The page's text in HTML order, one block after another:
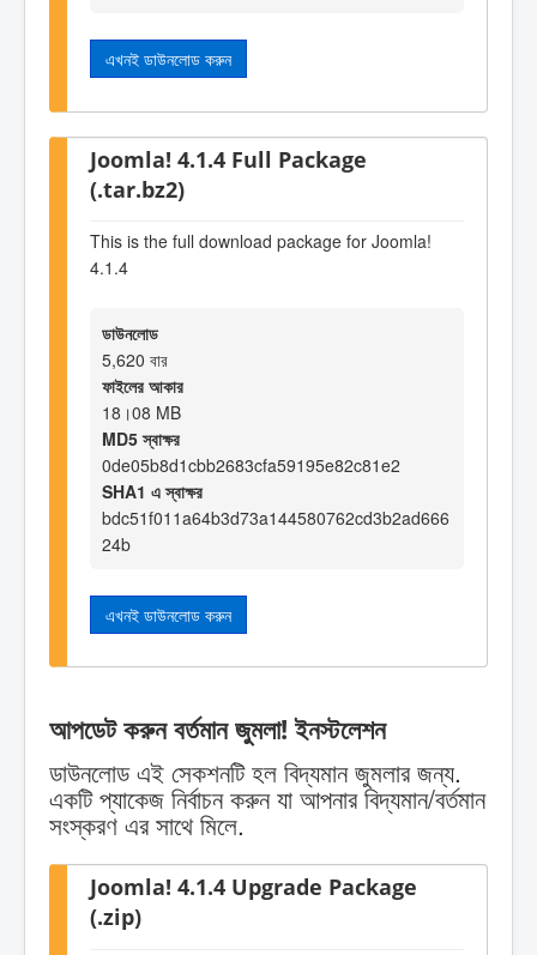
এখনই ডাউনলোড করুন
Joomla! 4.1.4 Full Package
(.tar.bz2)
This is the full download package for Joomla!
4.1.4
ডাউনলোড
5,620 বার
ফাইলের আকার
18।08 MB
MD5 স্বাক্ষর
0de05b8d1cbb2683cfa59195e82c81e2
SHA1 এ স্বাক্ষর
bdc51f011a64b3d73a144580762cd3b2ad666
24b
এখনই ডাউনলোড করুন
আপডেট করুন বর্তমান জুমলা! ইনস্টলেশন
ডাউনলোড এই সেকশনটি হল বিদ্যমান জুমলার জন্য.
একটি প্যাকেজ নির্বাচন করুন যা আপনার বিদ্যমান/বর্তমান
সংস্করণ এর সাথে মিলে.
Joomla! 4.1.4 Upgrade Package
(.zip)